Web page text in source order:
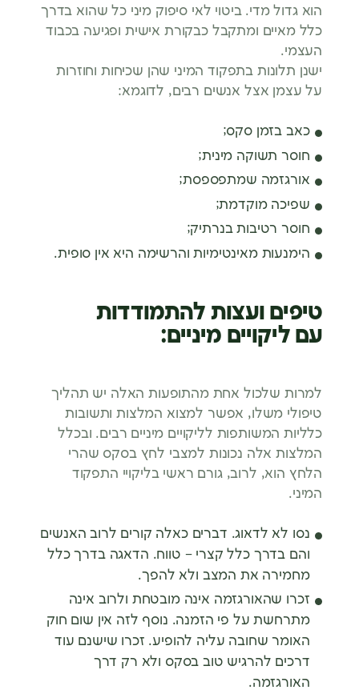
הוא גדול מדי. ביטוי לאי סיפוק מיני כל שהוא בדרך
כלל מאיים ומתקבל כבקורת אישית ופגיעה בכבוד
העצמי.
ישנן תלונות בתפקוד המיני שהן שכיחות וחוזרות
על עצמן אצל אנשים רבים, לדוגמא:
כאב בזמן סקס;
חוסר תשוקה מינית;
אורגזמה שמתפספסת;
שפיכה מוקדמת;
חוסר רטיבות בנרתיק;
הימנעות מאינטימיות והרשימה היא אין סופית.
טיפים ועצות להתמודדות
עם ליקויים מיניים:
למרות שלכול אחת מהתופעות האלה יש תהליך
טיפולי משלו, אפשר למצוא המלצות ותשובות
כלליות המשותפות לליקויים מיניים רבים. ובכלל
המלצות אלה נכונות למצבי לחץ בסקס שהרי
הלחץ הוא, לרוב, גורם ראשי בליקויי התפקוד
המיני.
נסו לא לדאוג. דברים כאלה קורים לרוב האנשים
והם בדרך כלל קצרי – טווח. הדאגה בדרך כלל
מחמירה את המצב ולא להפך.
זכרו שהאורגזמה אינה מובטחת ולרוב אינה
מתרחשת על פי הזמנה. נוסף לזה אין שום חוק
האומר שחובה עליה להופיע. זכרו שישנם עוד
דרכים להרגיש טוב בסקס ולא רק דרך
האורגזמה.